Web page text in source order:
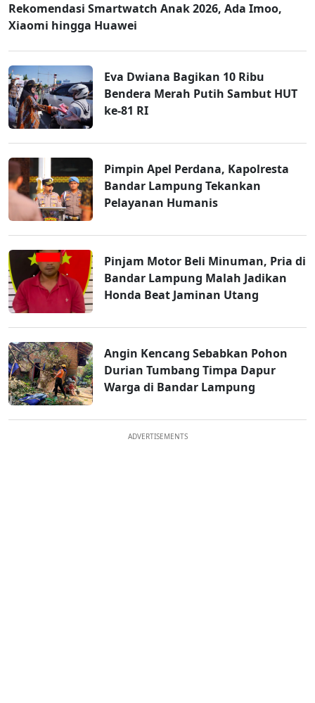
Rekomendasi Smartwatch Anak 2026, Ada Imoo,
Xiaomi hingga Huawei
Eva Dwiana Bagikan 10 Ribu
Bendera Merah Putih Sambut HUT
ke-81 RI
Pimpin Apel Perdana, Kapolresta
Bandar Lampung Tekankan
Pelayanan Humanis
Pinjam Motor Beli Minuman, Pria di
Bandar Lampung Malah Jadikan
Honda Beat Jaminan Utang
Angin Kencang Sebabkan Pohon
Durian Tumbang Timpa Dapur
Warga di Bandar Lampung
ADVERTISEMENTS